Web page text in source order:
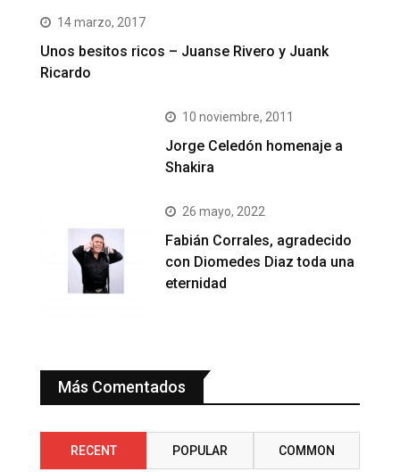
14 marzo, 2017
Unos besitos ricos – Juanse Rivero y Juank
Ricardo
10 noviembre, 2011
Jorge Celedón homenaje a
Shakira
26 mayo, 2022
Fabián Corrales, agradecido
con Diomedes Diaz toda una
eternidad
Más Comentados
RECENT POPULAR COMMON